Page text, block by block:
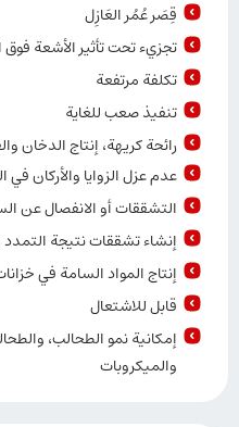
قِصَر عُمُر العَازِل
تجزيء تحت تأثير الأشعة
تكلفة مرتفعة
تنفيذ صعب للغاية
رائحة كريهة، إنتاج الدخان
عدم عزل الزوايا والأركان في
التشققات أو الانفصال عن
إنشاء تشققات نتيجة
إنتاج المواد السامة في
قابل للاشتعال
إمكانية نمو الطحالب،
والميكروبات